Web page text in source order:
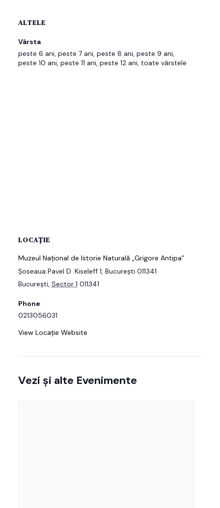
ALTELE
Vârsta
peste 6 ani, peste 7 ani, peste 8 ani, peste 9 ani,
peste 10 ani, peste 11 ani, peste 12 ani, toate vârstele
LOCAȚIE
Muzeul Național de Istorie Naturală „Grigore Antipa”
Şoseaua Pavel D. Kiseleff 1, București 011341
București, Sector 1 011341
Phone
0213056031
View Locație Website
Vezi și alte Evenimente